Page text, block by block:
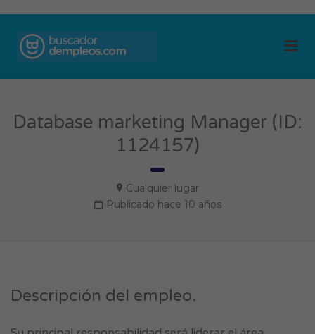
Database marketing Manager (ID:
1124157)
Cualquier lugar
Publicado hace 10 años
Descripción del empleo.